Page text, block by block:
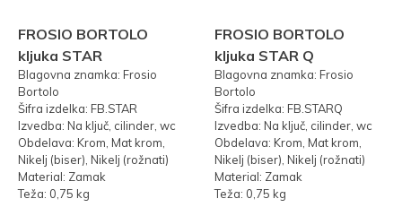
FROSIO BORTOLO
kljuka STAR
Blagovna znamka: Frosio
Bortolo
Šifra izdelka: FB.STAR
Izvedba: Na ključ, cilinder, wc
Obdelava: Krom, Mat krom,
Nikelj (biser), Nikelj (rožnati)
Material: Zamak
Teža: 0,75 kg
FROSIO BORTOLO
kljuka STAR Q
Blagovna znamka: Frosio
Bortolo
Šifra izdelka: FB.STARQ
Izvedba: Na ključ, cilinder, wc
Obdelava: Krom, Mat krom,
Nikelj (biser), Nikelj (rožnati)
Material: Zamak
Teža: 0,75 kg